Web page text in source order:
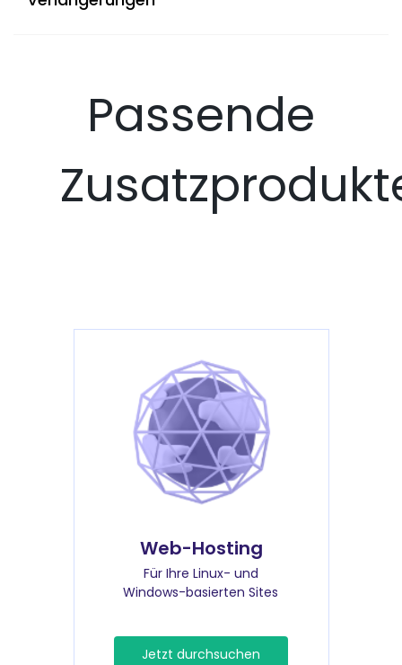
Passende
Web-Hosting
Für Ihre Linux- und
Windows-basierten Sites
Jetzt durchsuchen